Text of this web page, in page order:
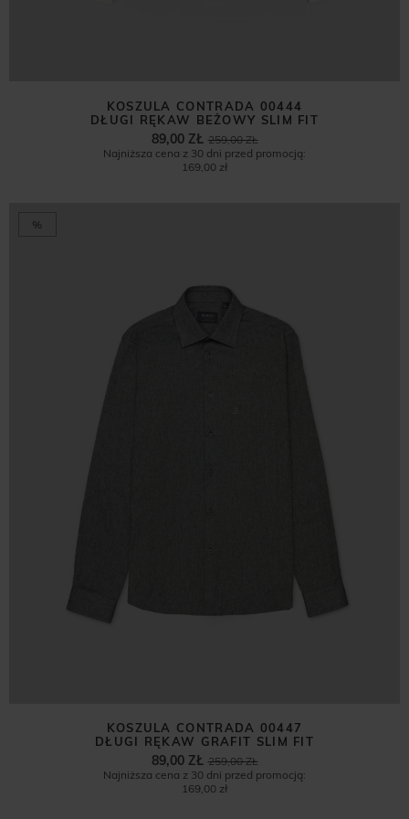
KOSZULA CONTRADA 00444
DŁUGI RĘKAW BEŻOWY SLIM FIT
259,00 ZŁ
89,00 ZŁ
Najniższa cena z 30 dni przed promocją:
169,00 zł
%
KOSZULA CONTRADA 00447
DŁUGI RĘKAW GRAFIT SLIM FIT
259,00 ZŁ
89,00 ZŁ
Najniższa cena z 30 dni przed promocją:
169,00 zł